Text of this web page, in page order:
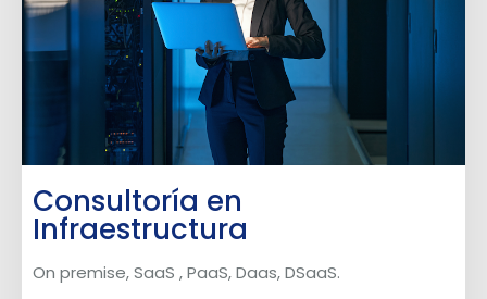
Consultoría en
Infraestructura
On premise, SaaS , PaaS, Daas, DSaaS.